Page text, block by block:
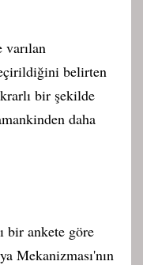
varılan
belirten
bir şekilde
daha
bir ankete göre
Mekanizması'nın